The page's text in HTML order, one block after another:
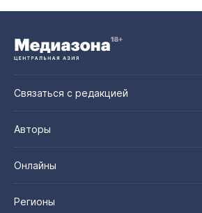
Связаться с редакцией
Авторы
Онлайны
Регионы